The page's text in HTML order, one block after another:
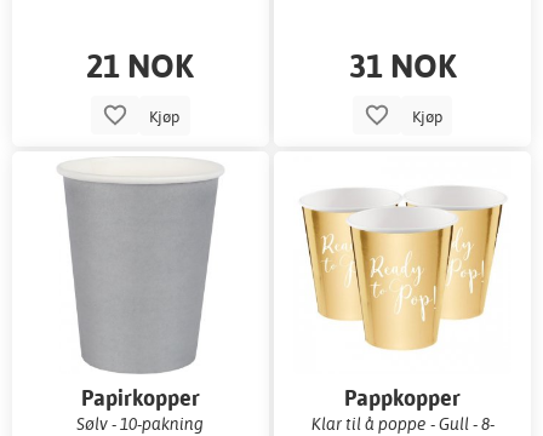
21 NOK
Kjøp
31 NOK
Kjøp
Papirkopper
Sølv - 10-pakning
Pappkopper
Klar til å poppe - Gull - 8-